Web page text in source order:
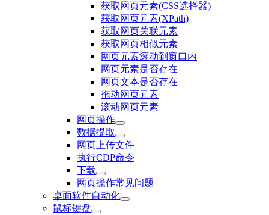
获取网页元素(CSS选择器)
获取网页元素(XPath)
获取网页关联元素
获取网页相似元素
网页元素滚动到窗口内
网页元素是否存在
网页文本是否存在
拖动网页元素
滚动网页元素
网页操作
数据提取
网页上传文件
执行CDP命令
下载
网页操作常见问题
桌面软件自动化
鼠标键盘